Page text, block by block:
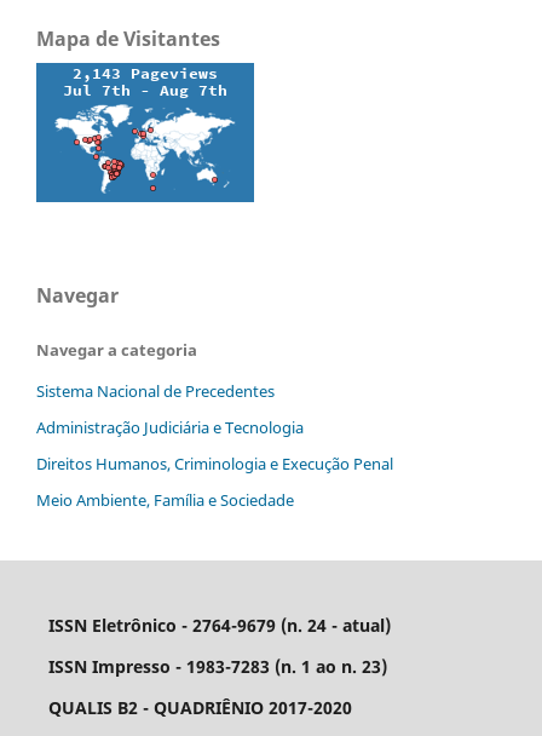
Mapa de Visitantes
Navegar
Navegar a categoria
Sistema Nacional de Precedentes
Administração Judiciária e Tecnologia
Direitos Humanos, Criminologia e Execução Penal
Meio Ambiente, Família e Sociedade
ISSN Eletrônico - 2764-9679 (n. 24 - atual)
ISSN Impresso - 1983-7283 (n. 1 ao n. 23)
QUALIS B2 - QUADRIÊNIO 2017-2020